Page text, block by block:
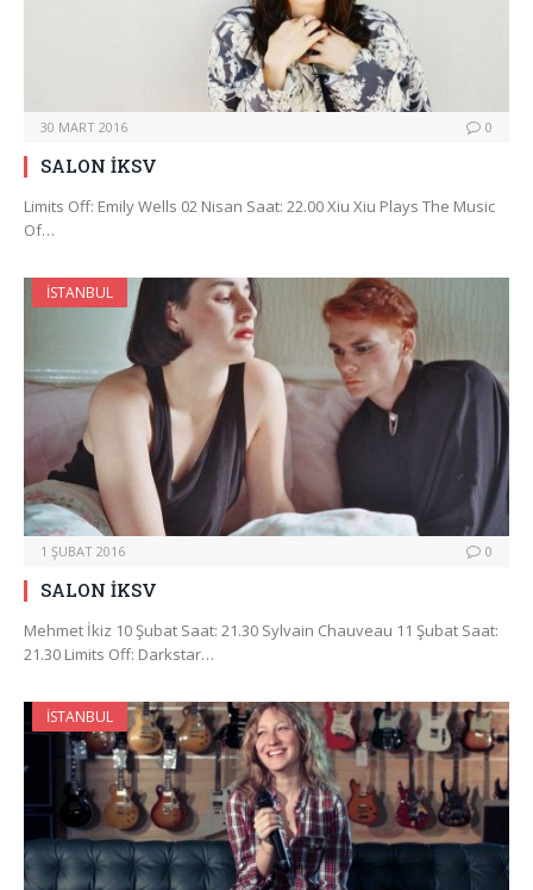
30 MART 2016 0
SALON İKSV
Limits Off: Emily Wells 02 Nisan Saat: 22.00 Xiu Xiu Plays The Music
Of…
İSTANBUL
1 ŞUBAT 2016 0
SALON İKSV
Mehmet İkiz 10 Şubat Saat: 21.30 Sylvain Chauveau 11 Şubat Saat:
21.30 Limits Off: Darkstar…
İSTANBUL